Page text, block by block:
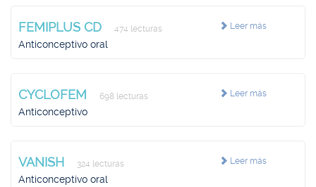
Leer más
FEMIPLUS CD 474 lecturas
Anticonceptivo oral
Leer más
CYCLOFEM 698 lecturas
Anticonceptivo
Leer más
VANISH 324 lecturas
Anticonceptivo oral